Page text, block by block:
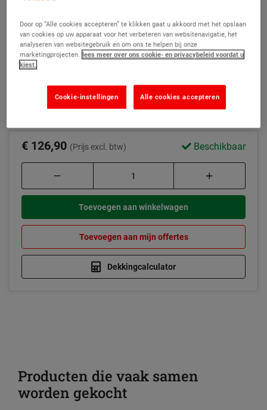
Vermindert zuigkracht op poreuze vloeren
Bindt zwakke en brokkelige oppervlakken
Voorkomt bellenvorming in epoxy aflakken
Productbeschrijving
€ 126,90 (Prijs excl. btw) Beschikbaar
Toevoegen aan winkelwagen
Toevoegen aan mijn offertes
Dekkingcalculator
Producten die vaak samen
worden gekocht
Door op “Alle cookies accepteren” te klikken gaat u akkoord met het opslaan
van cookies op uw apparaat voor het verbeteren van websitenavigatie, het
analyseren van websitegebruik en om ons te helpen bij onze
marketingprojecten. lees meer over ons cookie- en privacybeleid voordat u
kiest.
Alle cookies accepteren
Cookie-instellingen